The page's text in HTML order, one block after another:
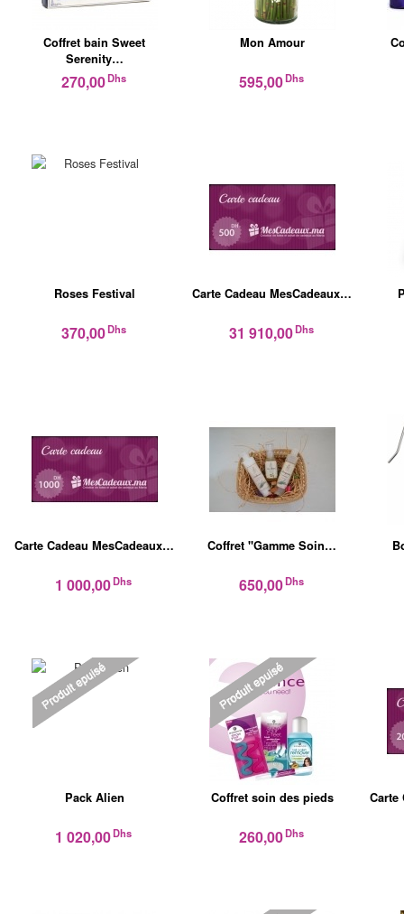
Coffret bain Sweet
Serenity…
270,00Dhs
Mon Amour
595,00Dhs
Roses Festival
370,00Dhs
Carte Cadeau MesCadeaux…
31 910,00Dhs
Carte Cadeau MesCadeaux…
1 000,00Dhs
Coffret "Gamme Soin…
650,00Dhs
Pack Alien
1 020,00Dhs
Coffret soin des pieds
260,00Dhs
Carte